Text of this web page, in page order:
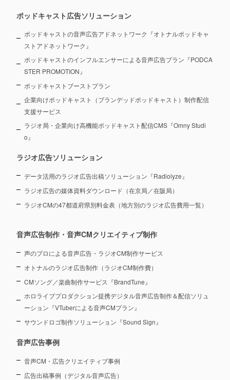
ポッドキャスト広告ソリューション
ポッドキャストの音声広告アドネットワーク『オトナルポッドキャ
ストアドネットワーク』
ポッドキャストのインフルエンサーによる音声広告プラン『PODCA
STER PROMOTION』
ポッドキャストブーストプラン
企業向けポッドキャスト（ブランデッドポッドキャスト）制作配信
支援サービス
ラジオ局・企業向け高機能ポッドキャスト配信CMS『Omny Studi
o』
ラジオ広告ソリューション
データ活用のラジオ広告出稿ソリューション『Radiolyze』
ラジオ広告の媒体資料ダウンロード（在京局／在阪局）
ラジオCMの47都道府県別料金表（地方別のラジオ広告費用一覧）
音声広告制作・音声CMクリエイティブ制作
声のプロによる音声広告・ラジオCM制作サービス
オトナルのラジオ広告制作（ラジオCM制作費）
CMソング／楽曲制作サービス『BrandTune』
ホロライブプロダクション提携デジタル音声広告制作＆配信ソリュ
ーション 『VTuberによる音声CMプラン』
サウンドロゴ制作ソリューション『Sound Sign』
音声広告事例
音声CM・広告クリエイティブ事例
広告出稿事例（デジタル音声広告）